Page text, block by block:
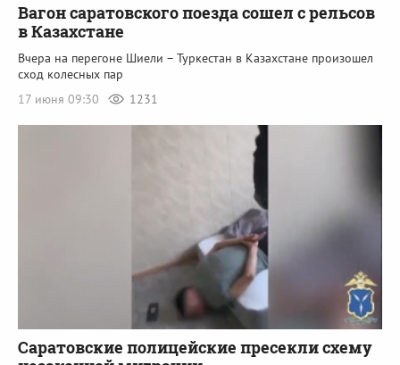
Вагон саратовского поезда сошел с рельсов
в Казахстане
Вчера на перегоне Шиели – Туркестан в Казахстане произошел
сход колесных пар
17 июня 09:30
1231
Саратовские полицейские пресекли схему